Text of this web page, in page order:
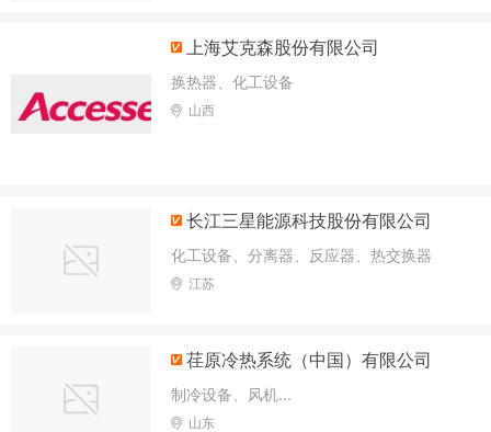
上海艾克森股份有限公司
换热器、化工设备
山西
长江三星能源科技股份有限公司
化工设备、分离器、反应器、热交换器
江苏
荏原冷热系统（中国）有限公司
制冷设备、风机...
山东